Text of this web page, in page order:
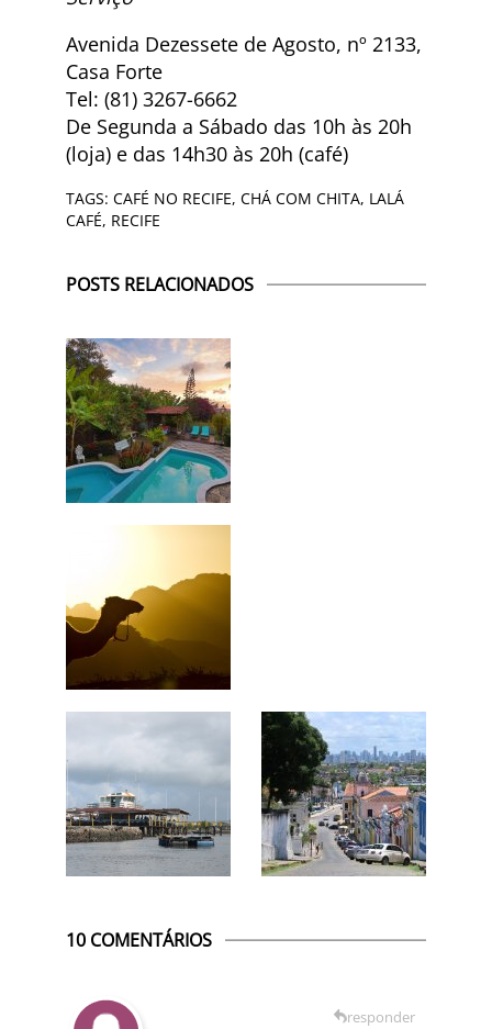
Avenida Dezessete de Agosto, nº 2133,
Casa Forte
Tel: (81) 3267-6662
De Segunda a Sábado das 10h às 20h
(loja) e das 14h30 às 20h (café)
TAGS: CAFÉ NO RECIFE, CHÁ COM CHITA, LALÁ
CAFÉ, RECIFE
POSTS RELACIONADOS
10 COMENTÁRIOS
responder